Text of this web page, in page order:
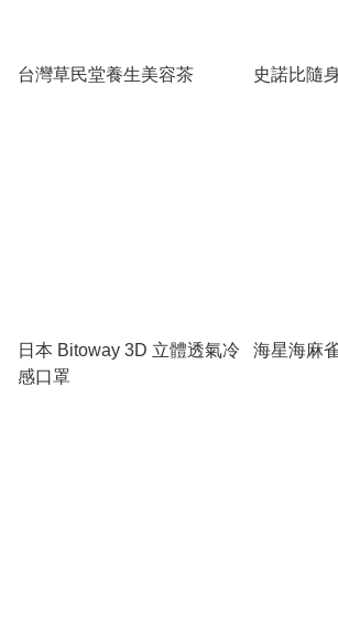
台灣草民堂養生美容茶 史諾比隨
日本 Bitoway 3D 立體透氣冷
感口罩
海星海麻